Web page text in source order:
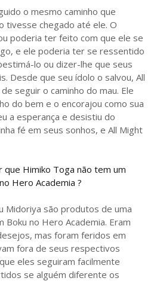
o mesmo caminho que
tivesse chegado até ele. O
poderia ter feito com que ele se
e ele poderia ter se ressentido
lo ou dizer-lhe que seus
Desde que seu ídolo o salvou, All
seguir o caminho do mau. Ele
do bem e o encorajou como sua
a esperança e desistiu do
fé em seus sonhos, e All Might
que Himiko Toga não tem um
Hero Academia ?
Midoriya são produtos de uma
no Hero Academia. Eram
mas foram feridos em
fora de seus respectivos
eles seguiram facilmente
se alguém diferente os